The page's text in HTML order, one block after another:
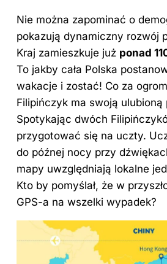
Nie można zapominać o
pokazują dynamiczny rozwój
Kraj zamieszkuje już ponad
To jakby cała Polska
wakacje i zostać! Co za
Filipińczyk ma swoją ulubioną
Spotykając dwóch
przygotować się na uczty.
do późnej nocy przy
mapy uwzględniają lokalne
Kto by pomyślał, że w
GPS-a na wszelki wypadek?